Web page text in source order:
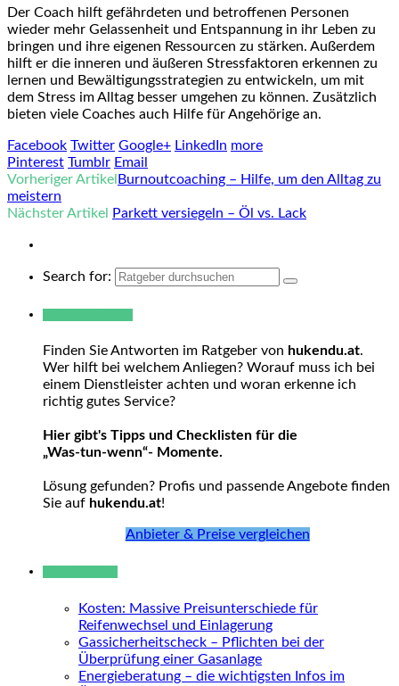
Der Coach hilft gefährdeten und betroffenen Personen
wieder mehr Gelassenheit und Entspannung in ihr Leben zu
bringen und ihre eigenen Ressourcen zu stärken. Außerdem
hilft er die inneren und äußeren Stressfaktoren erkennen zu
lernen und Bewältigungsstrategien zu entwickeln, um mit
dem Stress im Alltag besser umgehen zu können. Zusätzlich
bieten viele Coaches auch Hilfe für Angehörige an.
Facebook Twitter Google+ LinkedIn more
Pinterest Tumblr Email
Vorheriger Artikel Burnoutcoaching – Hilfe, um den Alltag zu
meistern
Nächster Artikel
Parkett versiegeln – Öl vs. Lack
Search for:
Finden Sie Antworten im Ratgeber von hukendu.at.
Wer hilft bei welchem Anliegen? Worauf muss ich bei
einem Dienstleister achten und woran erkenne ich
richtig gutes Service?
Hier gibt's Tipps und Checklisten für die
„Was-tun-wenn“- Momente.
Lösung gefunden? Profis und passende Angebote finden
Sie auf hukendu.at!
Anbieter & Preise vergleichen
Kosten: Massive Preisunterschiede für
Reifenwechsel und Einlagerung
Gassicherheitscheck – Pflichten bei der
Überprüfung einer Gasanlage
Energieberatung – die wichtigsten Infos im